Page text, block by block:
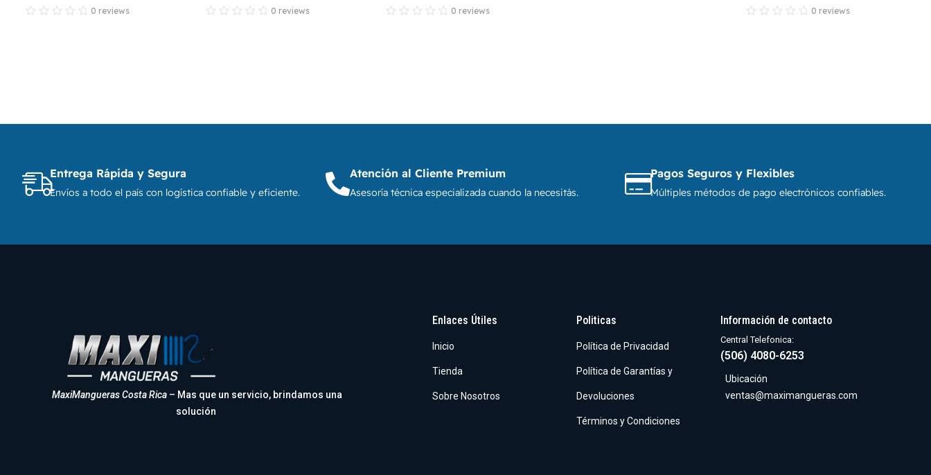
0 reviews 0 reviews 0 reviews 0 reviews
Entrega Rápida y Segura
Envíos a todo el país con logística confiable y eficiente.
Atención al Cliente Premium
Asesoría técnica especializada cuando la necesitás.
Pagos Seguros y Flexibles
Múltiples métodos de pago electrónicos confiables.
MaxiMangueras Costa Rica – Mas que un servicio, brindamos una
solución
Enlaces Útiles
Inicio
Tienda
Sobre Nosotros
Politicas
Política de Privacidad
Política de Garantías y
Devoluciones
Términos y Condiciones
Información de contacto
Central Telefonica:
(506) 4080-6253
Ubicación
ventas@maximangueras.com